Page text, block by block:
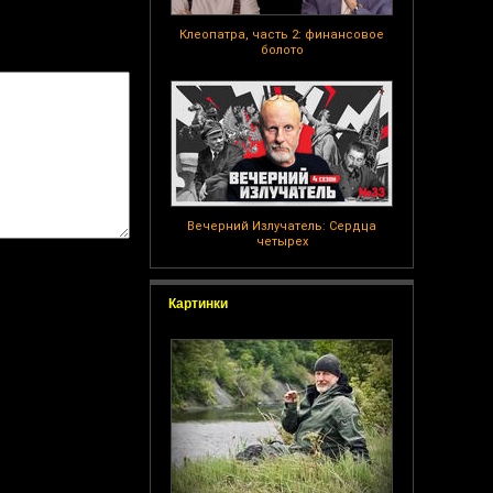
Клеопатра, часть 2: финансовое
болото
Вечерний Излучатель: Сердца
четырех
Картинки